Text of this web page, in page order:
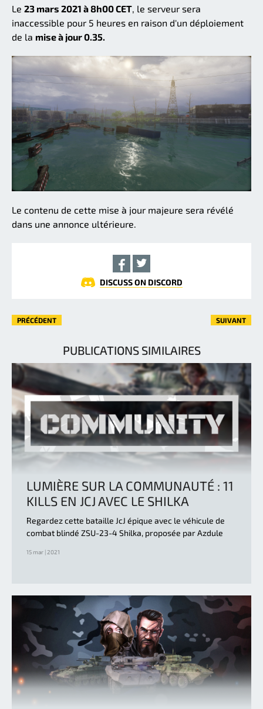
Le 23 mars 2021 à 8h00 CET, le serveur sera
inaccessible pour 5 heures en raison d'un déploiement
de la mise à jour 0.35.
Le contenu de cette mise à jour majeure sera révélé
dans une annonce ultérieure.
DISCUSS ON DISCORD
PRÉCÉDENT SUIVANT
PUBLICATIONS SIMILAIRES
LUMIÈRE SUR LA COMMUNAUTÉ : 11
KILLS EN JCJ AVEC LE SHILKA
Regardez cette bataille JcJ épique avec le véhicule de
combat blindé ZSU-23-4 Shilka, proposée par Azdule
15 mar | 2021